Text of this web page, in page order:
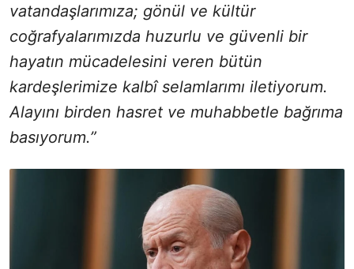
vatandaşlarımıza; gönül ve kültür
coğrafyalarımızda huzurlu ve güvenli bir
hayatın mücadelesini veren bütün
kardeşlerimize kalbî selamlarımı iletiyorum.
Alayını birden hasret ve muhabbetle bağrıma
basıyorum.”